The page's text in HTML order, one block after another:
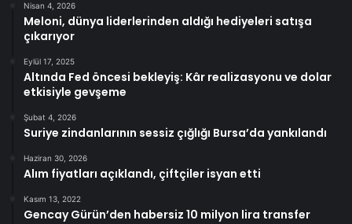
Nisan 4, 2026
Meloni, dünya liderlerinden aldığı hediyeleri satışa
çıkarıyor
Eylül 17, 2025
Altında Fed öncesi bekleyiş: Kâr realizasyonu ve dolar
etkisiyle gevşeme
Şubat 4, 2026
Suriye zindanlarının sessiz çığlığı Bursa’da yankılandı
Haziran 30, 2026
Alım fiyatları açıklandı, çiftçiler isyan etti
Kasım 13, 2022
Gencay Gürün’den habersiz 10 milyon lira transfer